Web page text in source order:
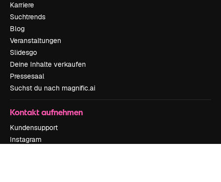
Karriere
Suchtrends
Blog
Veranstaltungen
Slidesgo
Deine Inhalte verkaufen
Pressesaal
Suchst du nach magnific.ai
Kontakt aufnehmen
Kundensupport
Instagram